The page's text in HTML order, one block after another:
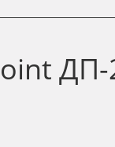
ДП-